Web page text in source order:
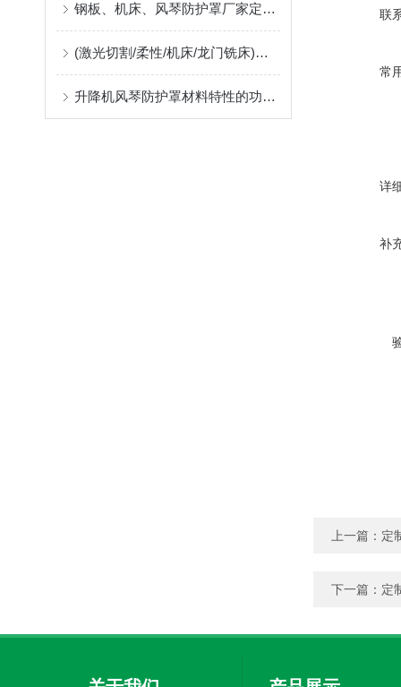
钢板、机床、风琴防护罩厂家定制指南：柔性防护材料的耐温、阻燃与往复寿命解析
(激光切割/柔性/机床/龙门铣床)风琴防护罩生产厂，位于河北沧州售后好支持非标定制
升降机风琴防护罩材料特性的功能匹配
联
常
详
补
上一篇： 定
下一篇： 定